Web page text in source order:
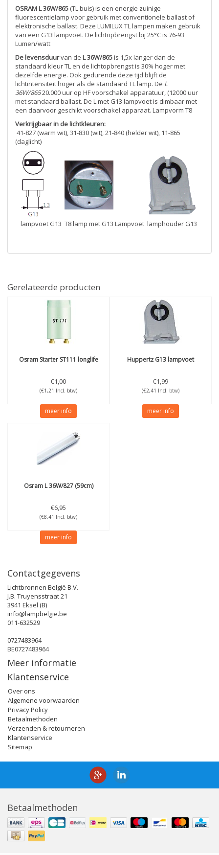
OSRAM L 36W/865 (TL buis) is een energie zuinige
fluorescentielamp voor gebruik met conventionele ballast of
elektronische ballast. Deze LUMILUX TL lampen maken gebruik
van een G13 lampvoet. De lichtopbrengst bij 25°C is 76-93
Lumen/watt
De levensduurvan de L 36W/865is 1,5x langer dan de
standaard kleur TL en de lichtopbrengst is 30% hoger met
dezelfde energie. Ook gedurende deze tijd blijft de
lichtintensiteit hoger als de standaard TL lamp. De L
36W/86520.000 uur op HF voorschakel apparatuur, (12000 uur
met standaard ballast. De L met G13 lampvoet is dimbaar met
een daarvoor geschikt voorschakel apparaat. Lampvorm T8
Verkrijgbaar in de lichtkleuren:
41-827 (warm wit), 31-830 (wit), 21-840 (helder wit), 11-865
(daglicht)
lampvoet G13 T8 lamp met G13 Lampvoet lamphouder G13
Gerelateerde producten
OsramStarter ST111 longlife
€1,00
(€1,21 Incl. btw)
meer info
Huppertz G13 lampvoet
€1,99
(€2,41 Incl. btw)
meer info
OsramL 36W/827 (59cm)
€6,95
(€8,41 Incl. btw)
meer info
Contactgegevens
Lichtbronnen België B.V.
J.B. Truyensstraat 21
3941 Eksel (B)
info@lampbelgie.be
011-632529
0727483964
BE0727483964
Meer informatie
Klantenservice
Over ons
Algemene voorwaarden
Privacy Policy
Betaalmethoden
Verzenden & retourneren
Klantenservice
Sitemap
Betaalmethoden